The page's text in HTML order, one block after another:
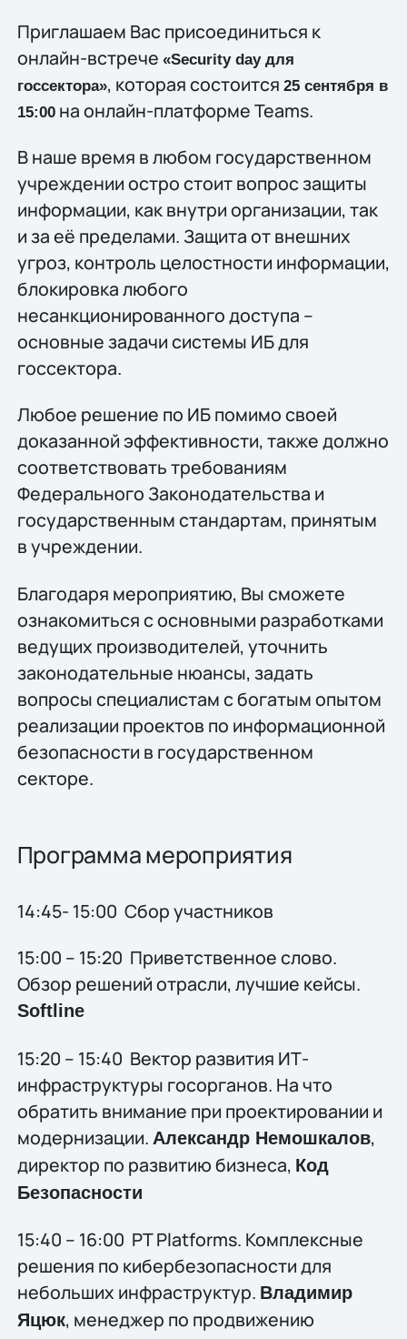
Приглашаем Вас присоединиться к
онлайн-встрече «Security day для
госсектора», которая состоится 25 сентября в
15:00на онлайн-платформе Teams.
В наше время в любом государственном
учреждении остро стоит вопрос защиты
информации, как внутри организации, так
и за её пределами. Защита от внешних
угроз, контроль целостности информации,
блокировка любого
несанкционированного доступа –
основные задачи системы ИБ для
госсектора.
Любое решение по ИБ помимо своей
доказанной эффективности, также должно
соответствовать требованиям
Федерального Законодательства и
государственным стандартам, принятым
в учреждении.
Благодаря мероприятию, Вы сможете
ознакомиться с основными разработками
ведущих производителей, уточнить
законодательные нюансы, задать
вопросы специалистам с богатым опытом
реализации проектов по информационной
безопасности в государственном
секторе.
Программа мероприятия
14:45- 15:00 Cбор участников
15:00 – 15:20 Приветственное слово.
Обзор решений отрасли, лучшие кейсы.
Softline
15:20 – 15:40 Вектор развития ИТ-
инфраструктуры госорганов. На что
обратить внимание при проектировании и
модернизации. Александр Немошкалов,
директор по развитию бизнеса, Код
Безопасности
15:40 – 16:00 PT Platforms. Комплексные
решения по кибербезопасности для
небольших инфраструктур. Владимир
Яцюк, менеджер по продвижению